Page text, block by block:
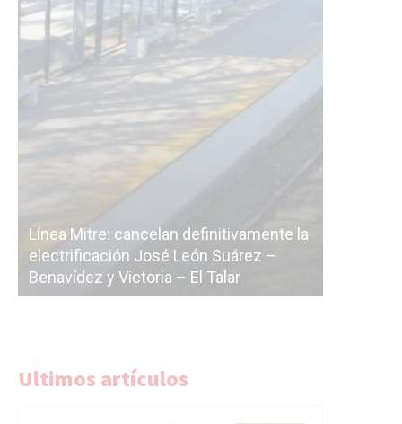
la
La Ciudad vuelve a postergar la
licitación de la línea F
Ultimos artículos